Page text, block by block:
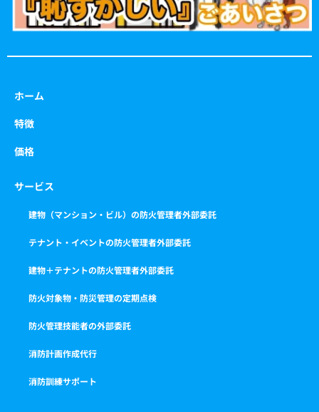
ホーム
特徴
価格
サービス
建物（マンション・ビル）の防火管理者外部委託
テナント・イベントの防火管理者外部委託
建物＋テナントの防火管理者外部委託
防火対象物・防災管理の定期点検
防火管理技能者の外部委託
消防計画作成代行
消防訓練サポート